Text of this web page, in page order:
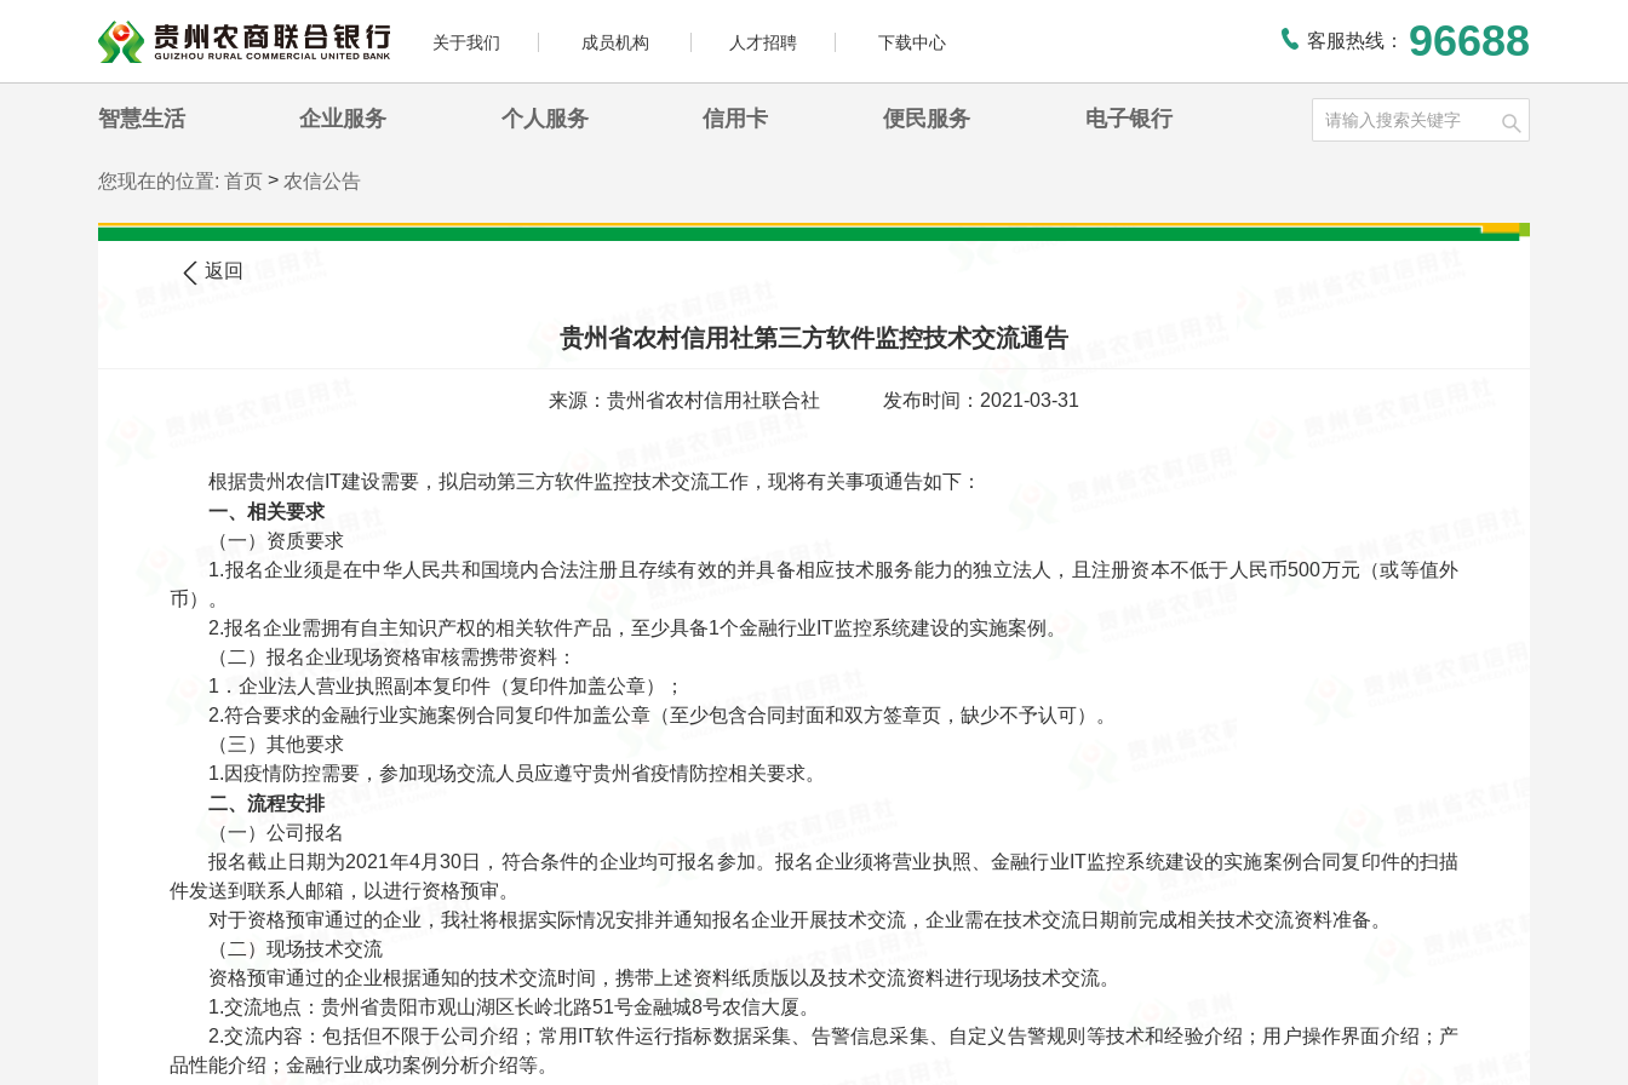
关于我们 成员机构 人才招聘 下载中心 客服热线： 96688
智慧生活 企业服务 个人服务 信用卡 便民服务 电子银行
您现在的位置: 首页> 农信公告
返回
贵州省农村信用社第三方软件监控技术交流通告
来源：贵州省农村信用社联合社 发布时间：2021-03-31
根据贵州农信IT建设需要，拟启动第三方软件监控技术交流工作，现将有关事项通告如下：
一、相关要求
（一）资质要求
1.报名企业须是在中华人民共和国境内合法注册且存续有效的并具备相应技术服务能力的独立法人，且注册资本不低于人民币500万元（或等值外
币）。
2.报名企业需拥有自主知识产权的相关软件产品，至少具备1个金融行业IT监控系统建设的实施案例。
（二）报名企业现场资格审核需携带资料：
1．企业法人营业执照副本复印件（复印件加盖公章）；
2.符合要求的金融行业实施案例合同复印件加盖公章（至少包含合同封面和双方签章页，缺少不予认可）。
（三）其他要求
1.因疫情防控需要，参加现场交流人员应遵守贵州省疫情防控相关要求。
二、流程安排
（一）公司报名
报名截止日期为2021年4月30日，符合条件的企业均可报名参加。报名企业须将营业执照、金融行业IT监控系统建设的实施案例合同复印件的扫描
件发送到联系人邮箱，以进行资格预审。
对于资格预审通过的企业，我社将根据实际情况安排并通知报名企业开展技术交流，企业需在技术交流日期前完成相关技术交流资料准备。
（二）现场技术交流
资格预审通过的企业根据通知的技术交流时间，携带上述资料纸质版以及技术交流资料进行现场技术交流。
1.交流地点：贵州省贵阳市观山湖区长岭北路51号金融城8号农信大厦。
2.交流内容：包括但不限于公司介绍；常用IT软件运行指标数据采集、告警信息采集、自定义告警规则等技术和经验介绍；用户操作界面介绍；产
品性能介绍；金融行业成功案例分析介绍等。